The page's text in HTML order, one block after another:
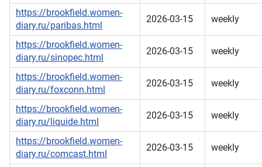
https://brookfield.women-
diary.ru/paribas.html
2026-03-15 weekly
https://brookfield.women-
diary.ru/sinopec.html
2026-03-15 weekly
https://brookfield.women-
diary.ru/foxconn.html
2026-03-15 weekly
https://brookfield.women-
diary.ru/liquide.html
2026-03-15 weekly
https://brookfield.women-
diary.ru/comcast.html
2026-03-15 weekly